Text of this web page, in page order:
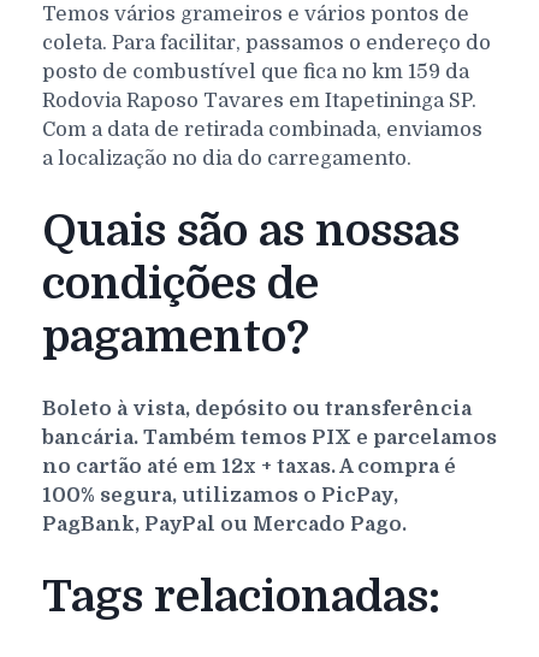
Temos vários grameiros e vários pontos de
coleta. Para facilitar, passamos o endereço do
posto de combustível que fica no km 159 da
Rodovia Raposo Tavares em Itapetininga SP.
Com a data de retirada combinada, enviamos
a localização no dia do carregamento.
Quais são as nossas
condições de
pagamento?
Boleto à vista, depósito ou transferência
bancária. Também temos PIX e parcelamos
no cartão até em 12x + taxas. A compra é
100% segura, utilizamos o PicPay,
PagBank, PayPal ou Mercado Pago.
Tags relacionadas: